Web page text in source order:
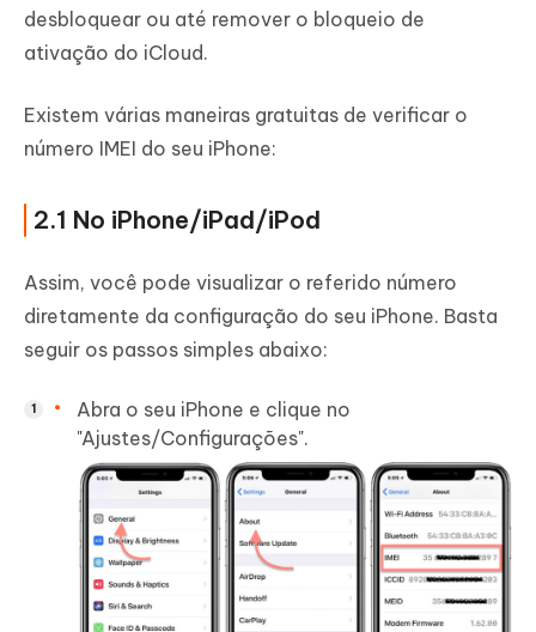
desbloquear ou até remover o bloqueio de
ativação do iCloud.
Existem várias maneiras gratuitas de verificar o
número IMEI do seu iPhone:
2.1 No iPhone/iPad/iPod
Assim, você pode visualizar o referido número
diretamente da configuração do seu iPhone. Basta
seguir os passos simples abaixo:
Abra o seu iPhone e clique no
"Ajustes/Configurações".